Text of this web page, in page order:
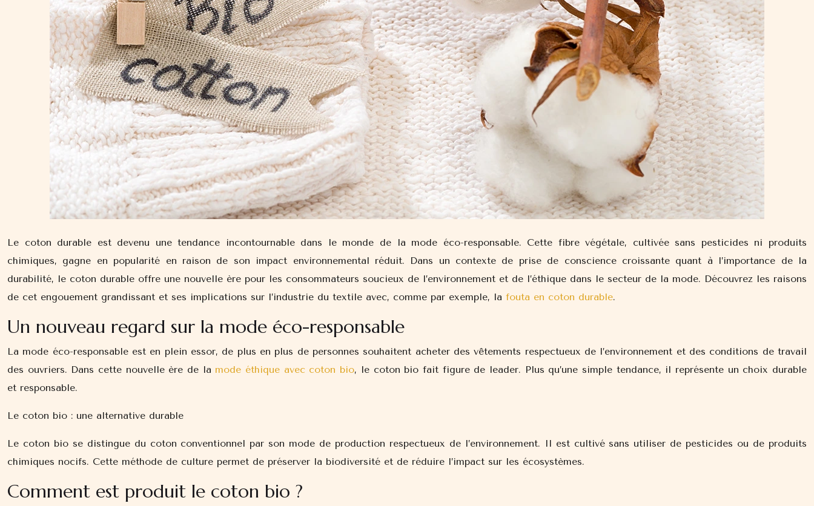
Le coton durable est devenu une tendance incontournable dans le monde de la mode éco-responsable. Cette fibre végétale, cultivée sans pesticides ni produits
chimiques, gagne en popularité en raison de son impact environnemental réduit. Dans un contexte de prise de conscience croissante quant à l’importance de la
durabilité, le coton durable offre une nouvelle ère pour les consommateurs soucieux de l’environnement et de l’éthique dans le secteur de la mode. Découvrez les raisons
de cet engouement grandissant et ses implications sur l’industrie du textile avec, comme par exemple, la fouta en coton durable.
Un nouveau regard sur la mode éco-responsable
La mode éco-responsable est en plein essor, de plus en plus de personnes souhaitent acheter des vêtements respectueux de l’environnement et des conditions de travail
des ouvriers. Dans cette nouvelle ère de la mode éthique avec coton bio, le coton bio fait figure de leader. Plus qu’une simple tendance, il représente un choix durable
et responsable.
Le coton bio : une alternative durable
Le coton bio se distingue du coton conventionnel par son mode de production respectueux de l’environnement. Il est cultivé sans utiliser de pesticides ou de produits
chimiques nocifs. Cette méthode de culture permet de préserver la biodiversité et de réduire l’impact sur les écosystèmes.
Comment est produit le coton bio ?